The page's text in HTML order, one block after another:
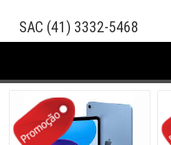
SAC (41) 3332-5468